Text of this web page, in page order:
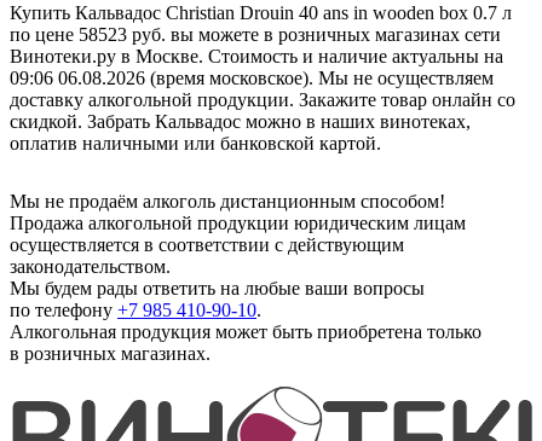
Купить Кальвадос Christian Drouin 40 ans in wooden box 0.7 л
по цене 58523 руб. вы можете в розничных магазинах сети
Винотеки.ру в Москве. Стоимость и наличие актуальны на
09:06 06.08.2026 (время московское). Мы не осуществляем
доставку алкогольной продукции. Закажите товар онлайн со
скидкой. Забрать Кальвадос можно в наших винотеках,
оплатив наличными или банковской картой.
Мы не продаём алкоголь дистанционным способом!
Продажа алкогольной продукции юридическим лицам
осуществляется в соответствии с действующим
законодательством.
Мы будем рады ответить на любые ваши вопросы
по телефону +7 985 410-90-10.
Алкогольная продукция может быть приобретена только
в розничных магазинах.